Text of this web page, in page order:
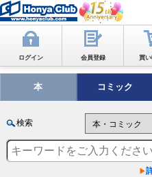
ログイン 会員登録 買
本 コミック
検索